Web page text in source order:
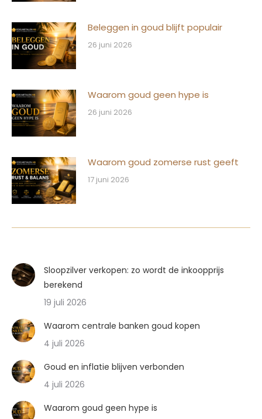
Beleggen in goud blijft populair
26 juni 2026
Waarom goud geen hype is
26 juni 2026
Waarom goud zomerse rust geeft
17 juni 2026
Sloopzilver verkopen: zo wordt de inkoopprijs
berekend
19 juli 2026
Waarom centrale banken goud kopen
4 juli 2026
Goud en inflatie blijven verbonden
4 juli 2026
Waarom goud geen hype is